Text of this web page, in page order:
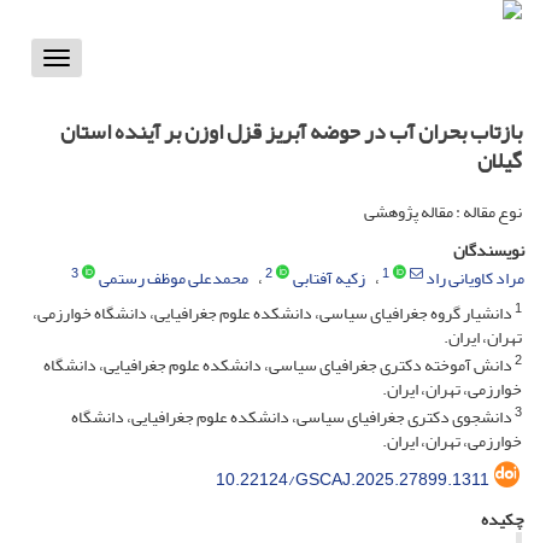
Toggle
بازتاب بحران آب در حوضه آبریز قزل اوزن بر آینده استان
گیلان
نوع مقاله : مقاله پژوهشی
نویسندگان
مراد کاویانی راد
1 زکیه آفتابی 2 محمدعلی موظف رستمی
3
1دانشیار گروه جغرافیای سیاسی، دانشکده علوم جغرافیایی، دانشگاه خوارزمی،
تهران، ایران.
2دانش آموخته دکتری جغرافیای سیاسی، دانشکده علوم جغرافیایی، دانشگاه
خوارزمی، تهران، ایران.
3دانشجوی دکتری جغرافیای سیاسی، دانشکده علوم جغرافیایی، دانشگاه
خوارزمی، تهران، ایران.
10.22124/GSCAJ.2025.27899.1311
چکیده